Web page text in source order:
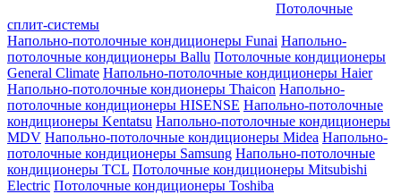
Потолочные
сплит-системы
Напольно-потолочные кондиционеры Funai Напольно-
потолочные кондиционеры Ballu Потолочные кондиционеры
General Climate Напольно-потолочные кондиционеры Haier
Напольно-потолочные кондионеры Thaicon Напольно-
потолочные кондиционеры HISENSE Напольно-потолочные
кондиционеры Kentatsu Напольно-потолочные кондиционеры
MDV Напольно-потолочные кондиционеры Midea Напольно-
потолочные кондиционеры Samsung Напольно-потолочные
кондиционеры TCL Потолочные кондиционеры Mitsubishi
Electric Потолочные кондиционеры Toshiba